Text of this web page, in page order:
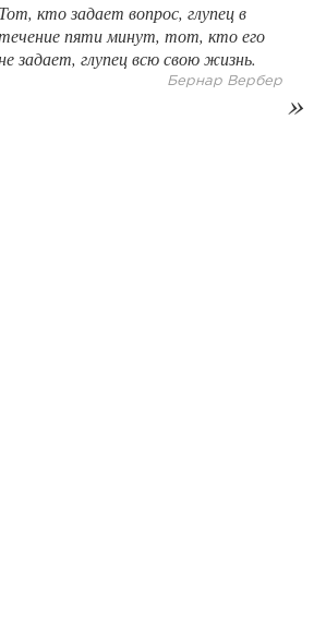
Тот, кто задает вопрос, глупец в
пяти минут, тот, кто его
задает, глупец всю свою жизнь.
Бернар Вербер